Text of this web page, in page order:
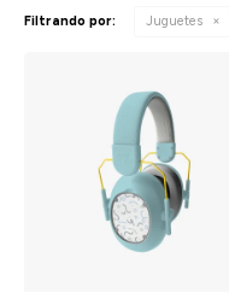
Filtrando por: Juguetes